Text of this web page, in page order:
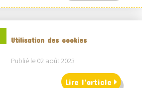
Utilisation des cookies
Publié le 02 août 2023
Lire l'article